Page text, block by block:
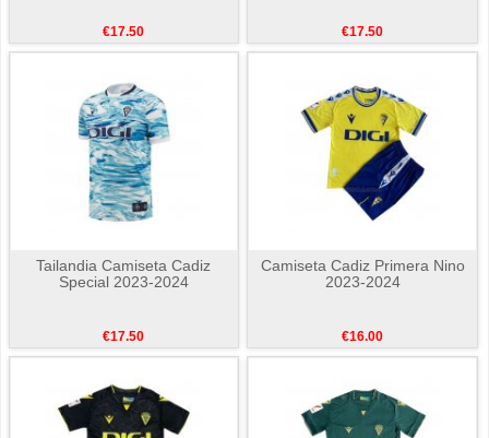
€17.50 €17.50
Tailandia Camiseta Cadiz
Special 2023-2024
€17.50
Camiseta Cadiz Primera Nino
2023-2024
€16.00